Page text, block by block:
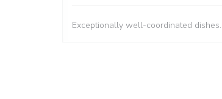
Exceptionally well-coordinated